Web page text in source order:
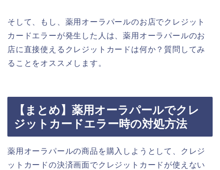
そして、もし、薬用オーラパールのお店でクレジット
カードエラーが発生した人は、薬用オーラパールのお
店に直接使えるクレジットカードは何か？質問してみ
ることをオススメします。
【まとめ】薬用オーラパールでクレ
ジットカードエラー時の対処方法
薬用オーラパールの商品を購入しようとして、クレジ
ットカードの決済画面でクレジットカードが使えない